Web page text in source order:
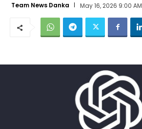
Team News Danka May 16, 2026 9:00 AM